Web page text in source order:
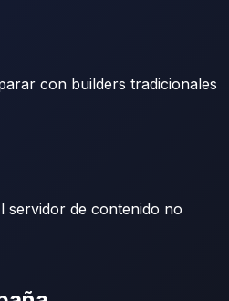
con builders tradicionales
servidor de contenido no